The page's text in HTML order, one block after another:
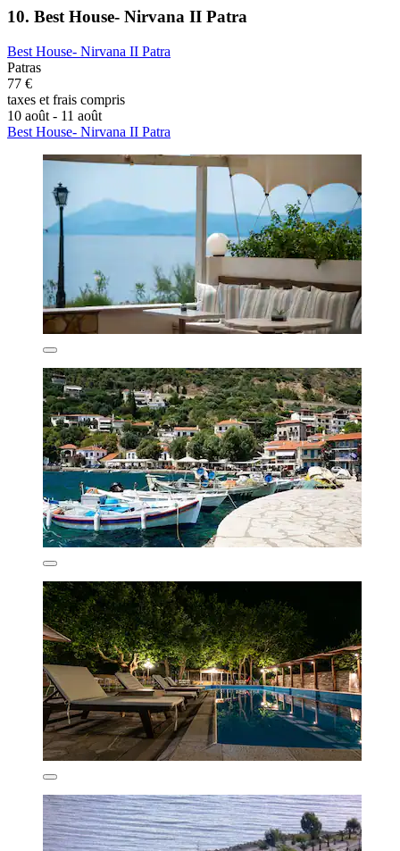
10. Best House- Nirvana II Patra
Best House- Nirvana II Patra
Patras
77 €
taxes et frais compris
10 août - 11 août
Best House- Nirvana II Patra